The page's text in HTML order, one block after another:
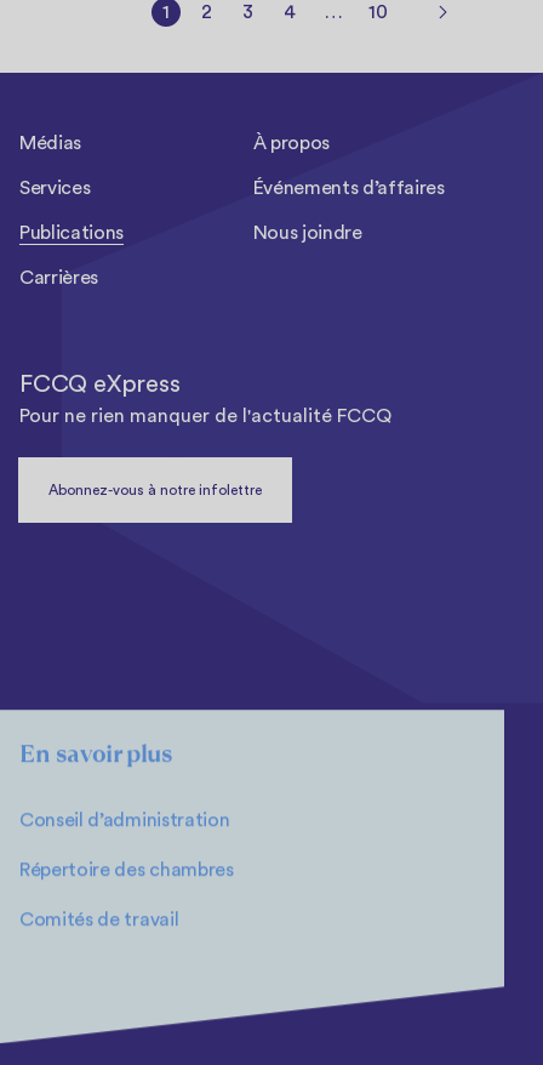
1 2 3 4 … 10
En savoir plus
Conseil d’administration
Répertoire des chambres
Comités de travail
Médias À propos
Services Événements d’affaires
Publications Nous joindre
Carrières
FCCQ eXpress
Pour ne rien manquer de l'actualité FCCQ
Abonnez-vous à notre infolettre